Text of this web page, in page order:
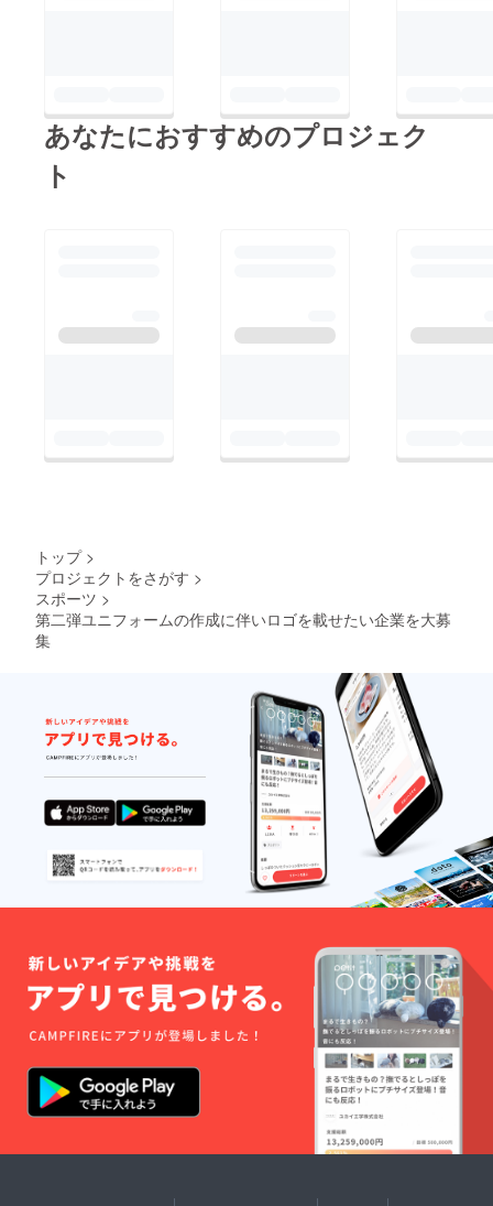
あなたにおすすめのプロジェク
ト
トップ >
プロジェクトをさがす >
スポーツ >
第二弾ユニフォームの作成に伴いロゴを載せたい企業を大募
集